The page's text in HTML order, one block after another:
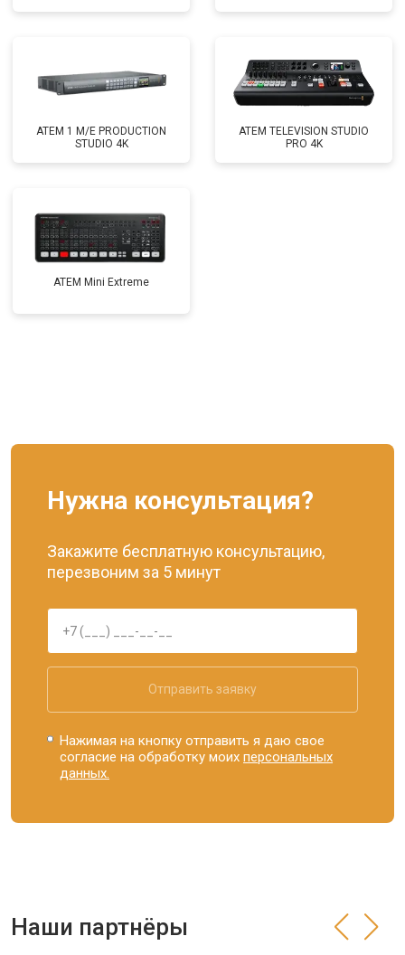
ATEM 1 M/E PRODUCTION
STUDIO 4K
ATEM TELEVISION STUDIO
PRO 4K
ATEM Mini Extreme
Нужна консультация?
Закажите бесплатную консультацию,
перезвоним за 5 минут
Отправить заявку
Нажимая на кнопку отправить я даю свое
согласие на обработку моихперсональных
данных.
Наши партнёры